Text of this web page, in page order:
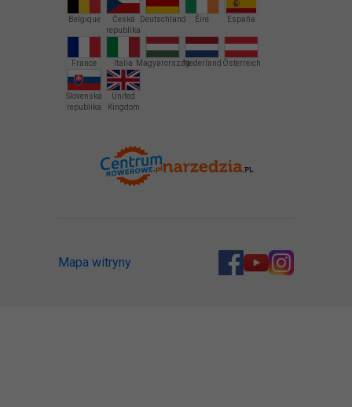
Belgique
Česká
republika
Deutschland Éire España
France Italia MagyarországNederland Österreich
Slovenská
republika
United
Kingdom
Mapa witryny